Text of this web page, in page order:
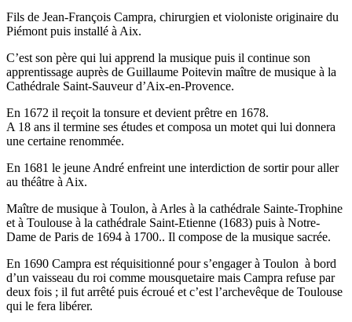
Fils de Jean-François Campra, chirurgien et violoniste originaire du
Piémont puis installé à Aix.
C’est son père qui lui apprend la musique puis il continue son
apprentissage auprès de Guillaume Poitevin maître de musique à la
Cathédrale Saint-Sauveur d’Aix-en-Provence.
En 1672 il reçoit la tonsure et devient prêtre en 1678.
A 18 ans il termine ses études et composa un motet qui lui donnera
une certaine renommée.
En 1681 le jeune André enfreint une interdiction de sortir pour aller
au théâtre à Aix.
Maître de musique à Toulon, à Arles à la cathédrale Sainte-Trophine
et à Toulouse à la cathédrale Saint-Etienne (1683) puis à Notre-
Dame de Paris de 1694 à 1700.. Il compose de la musique sacrée.
En 1690 Campra est réquisitionné pour s’engager à Toulon à bord
d’un vaisseau du roi comme mousquetaire mais Campra refuse par
deux fois ; il fut arrêté puis écroué et c’est l’archevêque de Toulouse
qui le fera libérer.